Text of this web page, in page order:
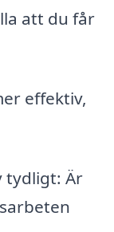
att du får
effektiv,
tydligt: Är